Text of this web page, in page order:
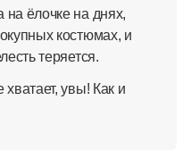
ёлочке на днях,
костюмах, и
теряется.
увы! Как и